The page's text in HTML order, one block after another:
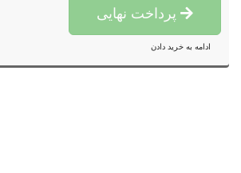
ادامه به خرید دادن